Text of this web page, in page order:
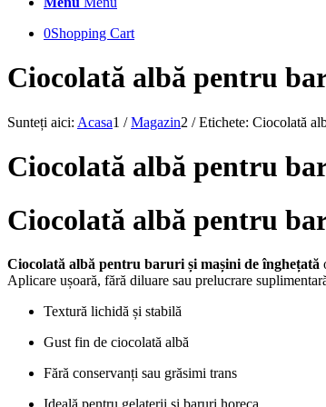
0Shopping Cart
Ciocolată albă pentru
Sunteți aici: Acasa1 / Magazin2 / Etichete: Ciocolată
Ciocolată albă pentru
Ciocolată albă pentru
Ciocolată albă pentru baruri și mașini de înghețată
Aplicare ușoară, fără diluare sau prelucrare
Textură lichidă și stabilă
Gust fin de ciocolată albă
Fără conservanți sau grăsimi trans